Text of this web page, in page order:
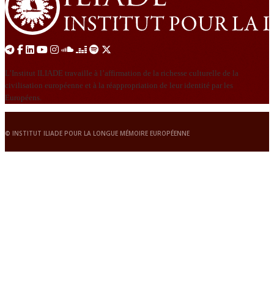
L’Institut ILIADE travaille à l’affirmation de la richesse culturelle de la
civilisation européenne et à la réappropriation de leur identité par les
Européens.
© INSTITUT ILIADE POUR LA LONGUE MÉMOIRE EUROPÉENNE